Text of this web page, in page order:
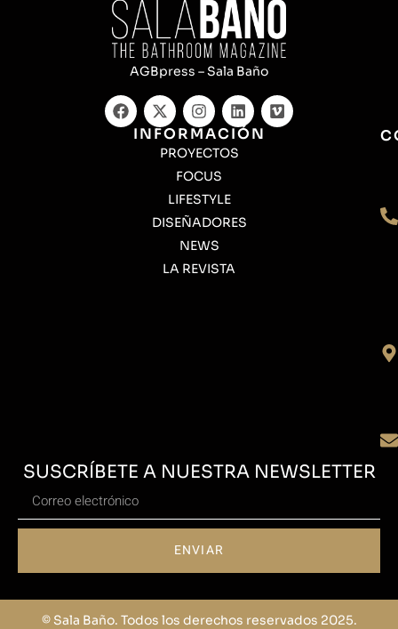
AGBpress – Sala Baño
INFORMACIÓN
PROYECTOS
FOCUS
LIFESTYLE
DISEÑADORES
NEWS
LA REVISTA
SUSCRÍBETE A NUESTRA NEWSLETTER
ENVIAR
© Sala Baño. Todos los derechos reservados 2025.